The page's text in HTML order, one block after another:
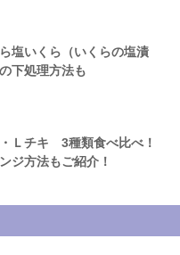
塩いくら（いくらの塩漬
下処理方法も
Ｌチキ 3種類食べ比べ！
ジ方法もご紹介！